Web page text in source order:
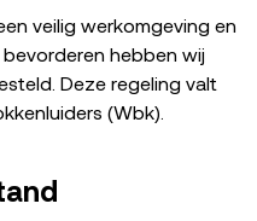
veilig werkomgeving en
hebben wij
Deze regeling valt
(Wbk).